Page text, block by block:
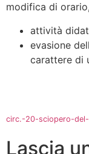
modifica di
attività
evasione
carattere di
circ.-20-sciopero-
Lascia